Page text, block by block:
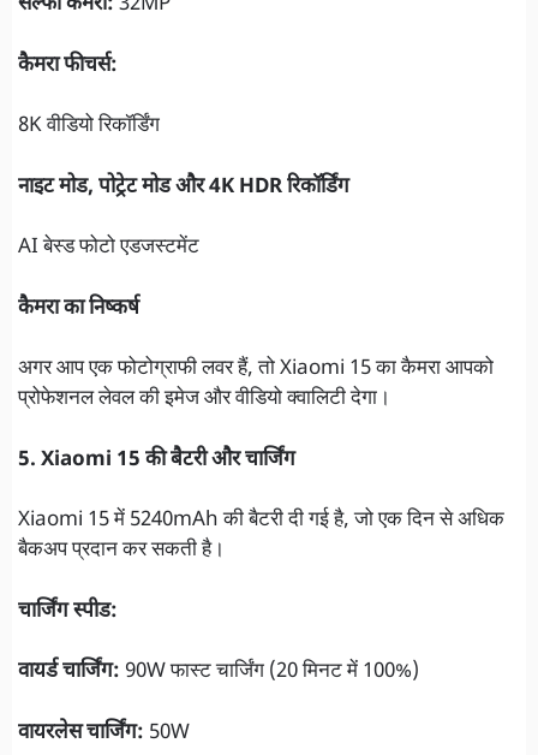
कैमरा फीचर्स:
8K वीडियो रिकॉर्डिंग
नाइट मोड, पोट्रेट मोड और 4K HDR रिकॉर्डिंग
AI बेस्ड फोटो एडजस्टमेंट
कैमरा का निष्कर्ष
अगर आप एक फोटोग्राफी लवर हैं, तो Xiaomi 15 का कैमरा आपको
प्रोफेशनल लेवल की इमेज और वीडियो क्वालिटी देगा।
5. Xiaomi 15 की बैटरी और चार्जिंग
Xiaomi 15 में 5240mAh की बैटरी दी गई है, जो एक दिन से अधिक
बैकअप प्रदान कर सकती है।
चार्जिंग स्पीड:
वायर्ड चार्जिंग: 90W फास्ट चार्जिंग (20 मिनट में 100%)
वायरलेस चार्जिंग: 50W